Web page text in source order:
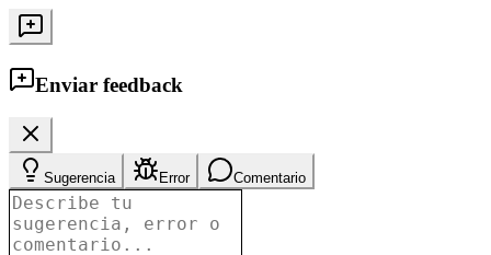
Enviar feedback
Sugerencia Error Comentario